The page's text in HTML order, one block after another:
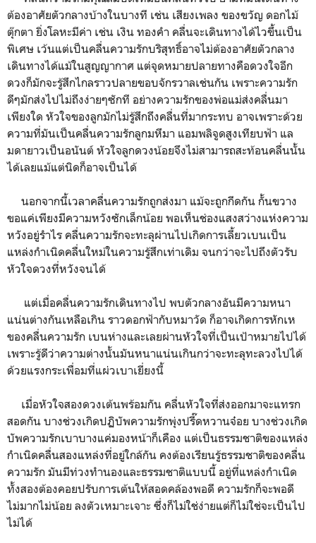
ต้องอาศัยตัวกลางบ้างในบางที เช่น เสียงเพลง ของขวัญ ดอกไม้
ตุ๊กตา ยิ่งโลหะมีค่า เช่น เงิน ทองคำ คลื่นจะเดินทางได้ไวขึ้นเป็น
พิเศษ เว้นแต่เป็นคลื่นความรักบริสุทธิ์อาจไม่ต้องอาศัยตัวกลาง
เดินทางได้แม้ในสูญญากาศ แต่จุดหมายปลายทางคือดวงใจอีก
ดวงก็มักจะรู้สึกไกลราวปลายขอบจักรวาลเช่นกัน เพราะความรัก
ดีๆมักส่งไปไม่ถึงง่ายๆซักที อย่างความรักของพ่อแม่ส่งคลื่นมา
เพียงใด หัวใจของลูกมักไม่รู้สึกถึงคลื่นที่มากระทบ อาจเพราะด้วย
ความที่มันเป็นคลื่นความรักลูกมหึมา แอมพลิจูดสูงเทียบฟ้า แล
มดายาวเป็นอนันต์ หัวใจลูกดวงน้อยจึงไม่สามารถสะท้อนคลื่นนั้น
ได้เลยแม้แต่นิดก็อาจเป็นได้
นอกจากนี้เวลาคลื่นความรักถูกส่งมา แม้จะถูกกีดกัน กั้นขวาง
ขอแค่เพียงมีความหวังซักเล็กน้อย พอเห็นช่องแสงสว่างแห่งความ
หวังอยู่รำไร คลื่นความรักจะทะลุผ่านไปเกิดการเลี้ยวเบนเป็น
แหล่งกำเนิดคลื่นใหม่ในความรู้สึกเท่าเดิม จนกว่าจะไปถึงตัวรับ
หัวใจดวงที่หวังจนได้
แต่เมื่อคลื่นความรักเดินทางไป พบตัวกลางอันมีความหนา
แน่นต่างกันเหลือเกิน ราวดอกฟ้ากับหมาวัด ก็อาจเกิดการหักเห
ของคลื่นความรัก เบนห่างและเลยผ่านหัวใจที่เป็นเป้าหมายไปได้
เพราะรู้ดีว่าความต่างนั้นมันหนาแน่นเกินกว่าจะทะลุทะลวงไปได้
ด้วยแรงกระเพื่อมที่แผ่วเบาเยี่ยงนี้
เมื่อหัวใจสองดวงเต้นพร้อมกัน คลื่นหัวใจที่ส่งออกมาจะแทรก
สอดกัน บางช่วงเกิดปฏิบัพความรักพุ่งปรี๊ดหวานจ๋อย บางช่วงเกิด
บัพความรักเบาบางแค่มองหน้าก็เคือง แต่เป็นธรรมชาติของแหล่ง
กำเนิดคลื่นสองแหล่งที่อยู่ใกล้กัน คงต้องเรียนรู้ธรรมชาติของคลื่น
ความรัก มันมีท่วงทำนองและธรรมชาติแบบนี้ อยู่ที่แหล่งกำเนิด
ทั้งสองต้องคอยปรับการเต้นให้สอดคล้องพอดี ความรักก็จะพอดี
ไม่มากไม่น้อย ลงตัวเหมาะเจาะ ซึ่งก็ไม่ใช่ง่ายแต่ก็ไม่ใช่จะเป็นไป
ไม่ได้